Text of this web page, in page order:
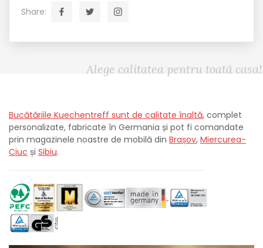
Share:
Alege calitatea pentru toată casa!
Bucătăriile Kuechentreff sunt de calitate înaltă, complet
personalizate, fabricate în Germania și pot fi comandate
prin magazinele noastre de mobilă din Brașov, Miercurea-
Ciuc și Sibiu.